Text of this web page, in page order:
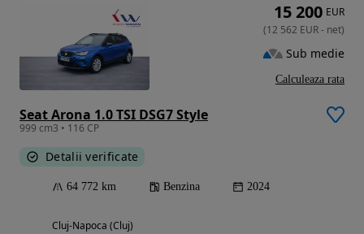
Seat Arona 1.0 TSI DSG7 Style
999 cm3 • 116 CP
Detalii verificate
64 772 km Benzina 2024
Cluj-Napoca (Cluj)
15 200 EUR
(12 562 EUR- net)
Sub medie
Calculeaza rata